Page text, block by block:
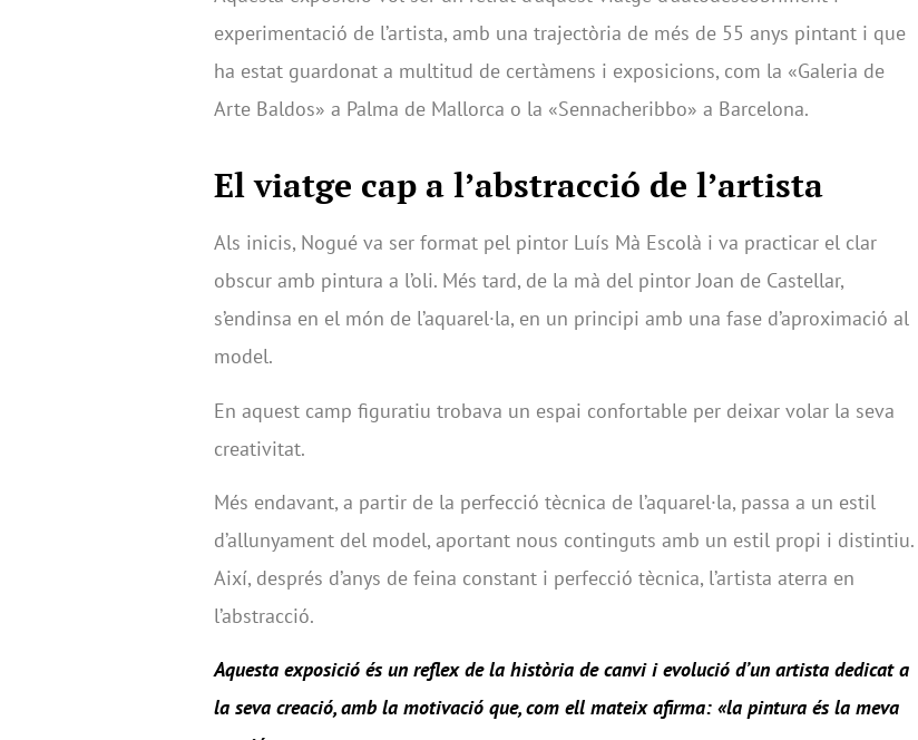
experimentació de l’artista, amb una trajectòria de més de 55 anys pintant i que
ha estat guardonat a multitud de certàmens i exposicions, com la «Galeria de
Arte Baldos» a Palma de Mallorca o la «Sennacheribbo» a Barcelona.
El viatge cap a l’abstracció de l’artista
Als inicis, Nogué va ser format pel pintor Luís Mà Escolà i va practicar el clar
obscur amb pintura a l’oli. Més tard, de la mà del pintor Joan de Castellar,
s’endinsa en el món de l’aquarel·la, en un principi amb una fase d’aproximació al
model.
En aquest camp figuratiu trobava un espai confortable per deixar volar la seva
creativitat.
Més endavant, a partir de la perfecció tècnica de l’aquarel·la, passa a un estil
d’allunyament del model, aportant nous continguts amb un estil propi i distintiu.
Així, després d’anys de feina constant i perfecció tècnica, l’artista aterra en
l’abstracció.
Aquesta exposició és un reflex de la història de canvi i evolució d’un artista dedicat a
la seva creació, amb la motivació que, com ell mateix afirma: «la pintura és la meva